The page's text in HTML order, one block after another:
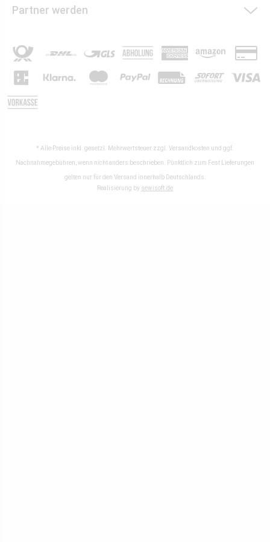
Partner werden
* Alle Preise inkl. gesetzl. Mehrwertsteuer zzgl. Versandkosten und ggf.
Nachnahmegebühren, wenn nicht anders beschrieben. Pünktlich zum Fest Lieferungen
gelten nur für den Versand innerhalb Deutschlands.
Realisierung by sewisoft.de